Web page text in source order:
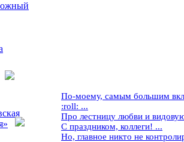
По-моему, самым большим
:roll: ...
Про лестницу любви и
С праздником, коллеги! ...
Но, главное никто не